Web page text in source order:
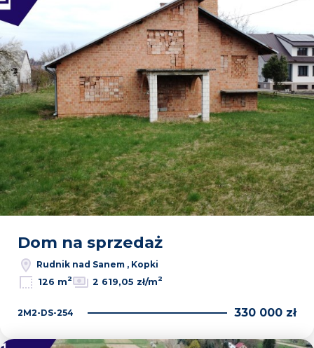
Dom na sprzedaż
Rudnik nad Sanem , Kopki
126 m2 2 619,05 zł/m2
2M2-DS-254 330 000 zł